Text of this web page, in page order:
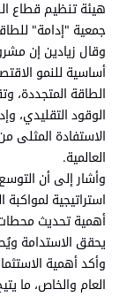
هيئة تنظيم قطاع
جمعية "إدامة"
وقال زيادين إن
أساسية للنمو
الطاقة المتجددة،
الوقود التقليدي،
الاستفادة المثلى
العالمية.
وأشار إلى أن
استراتيجية
أهمية تحديث محطات
يحقق الاستدامة
وأكد أهمية
العام والخاص، ما